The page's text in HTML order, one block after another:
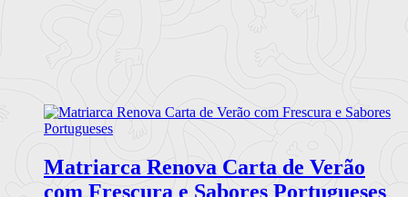
Matriarca Renova Carta de Verão
com Frescura e Sabores Portugueses